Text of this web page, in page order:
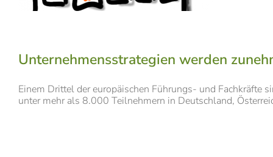
Unternehmensstrategien werden
Einem Drittel der europäischen Führungs- und Fachkräfte
unter mehr als 8.000 Teilnehmern in Deutschland,